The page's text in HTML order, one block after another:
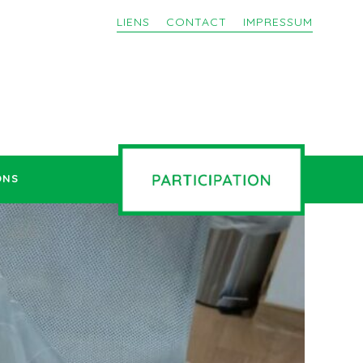
LIENS CONTACT IMPRESSUM